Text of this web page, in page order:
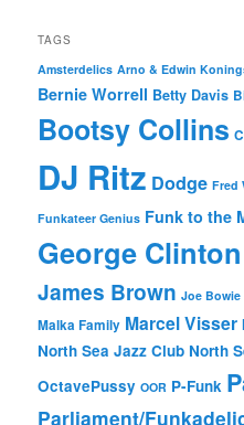
TAGS
Amsterdelics Arno & Edwin
Bernie Worrell Betty Davis
Bootsy Collins
DJ Ritz Dodge Fred
Funkateer Genius Funk to the
George Clinton
James Brown Joe Bowie
Malka Family Marcel Visser
North Sea Jazz Club North
OctavePussy OOR P-Funk
Parliament/